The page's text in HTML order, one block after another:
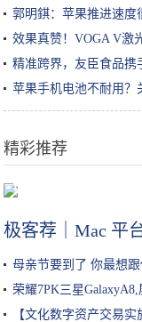
郭明錤：苹果推进速度
效果真赞！VOGA V激
精准跨界，友臣食品携
苹果手机电池不耐用？
精彩推荐
任天堂不打算放过肥宅
极客荐｜Mac 平
母亲节要到了 你最想
荣耀7PK三星
【文化数字资产交易